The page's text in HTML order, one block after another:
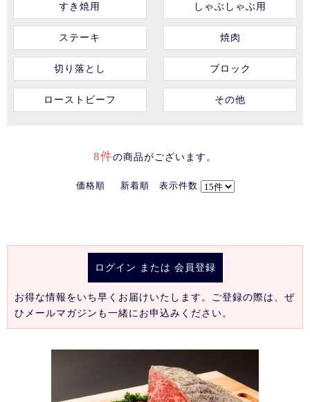
すき焼用
しゃぶしゃぶ用
ステーキ 焼肉
切り落とし ブロック
ローストビーフ その他
8件の商品がございます。
価格順 新着順 表示件数
ログイン または 会員登録
お得な情報をいち早くお届けいたします。ご登録の際は、ぜ
ひメールマガジンも一緒にお申込みください。